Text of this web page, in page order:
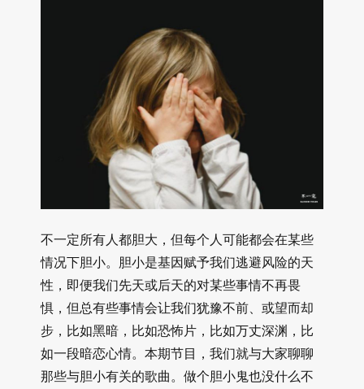
不一定所有人都胆大，但每个人可能都会在某些
情况下胆小。胆小是基因赋予我们逃避风险的天
性，即便我们先天或后天的对某些事情不再畏
惧，但总有些事情会让我们犹豫不前、或望而却
步，比如黑暗，比如恐怖片，比如万丈深渊，比
如一段暗恋心情。本期节目，我们就与大家聊聊
那些与胆小有关的歌曲。做个胆小鬼也没什么不